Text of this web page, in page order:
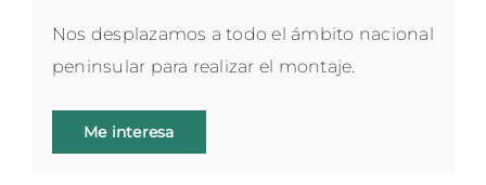
Nos desplazamos a todo el ámbito nacional
peninsular para realizar el montaje.
Me interesa